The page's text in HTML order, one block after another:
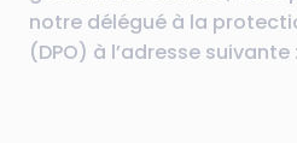
notre délégué à la
(DPO) à l’adresse suivante :